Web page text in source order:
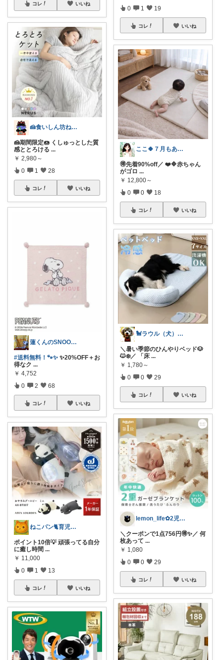
コレ いいね
🍰食いしん坊ねっこ🍩毎日タロット占い
🍰期間限定🍩 くしゅっとした質
感ととろける ...
￥ 2,980～
0 1 28
コレ いいね
蓮くんのSNOOPYおすすめROOM
#送料無料！🐾✨ ✨20%OFF＋お
得なク ...
￥ 4,752
0 2 68
コレ いいね
ねこパン🐈育児お助け
ポイント10倍💡 頑張ってる自分
に癒し時間 ...
￥ 11,000
0 1 13
コレ いいね
0 1 19
コレ いいね
ここ🍀７月もありがとう🍀
🉐先着90%off／ ❤️🔷赤ちゃん
がゴロ ...
￥ 12,800～
0 0 18
コレ いいね
🐩ラウル（犬）と私の健康ROOM🐾
＼暑い季節のひんやりベッド🐶
🐱❄️／ 「床 ...
￥ 1,780～
0 0 29
コレ いいね
lemon_life✿2児ママ
＼クーポンで1点756円🉐✨／ 何
枚あって ...
￥ 1,080
0 0 29
コレ いいね